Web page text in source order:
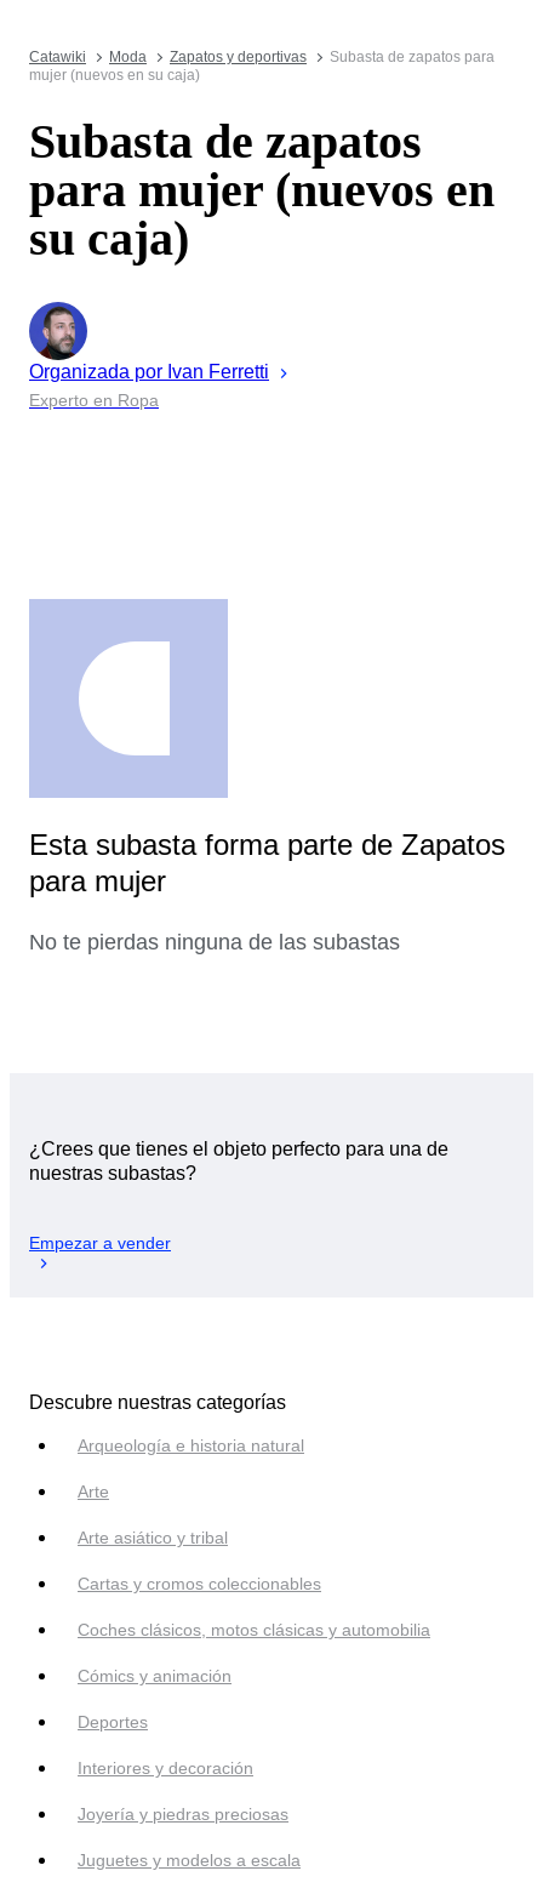
Catawiki Moda Zapatos y deportivas
Subasta de zapatos para
mujer (nuevos en su caja)
Subasta de zapatos
para mujer (nuevos en
su caja)
Organizada por Ivan Ferretti
Experto en Ropa
Esta subasta forma parte de Zapatos
para mujer
No te pierdas ninguna de las subastas
¿Crees que tienes el objeto perfecto para una de
nuestras subastas?
Empezar a vender
Descubre nuestras categorías
Arqueología e historia natural
Arte
Arte asiático y tribal
Cartas y cromos coleccionables
Coches clásicos, motos clásicas y automobilia
Cómics y animación
Deportes
Interiores y decoración
Joyería y piedras preciosas
Juguetes y modelos a escala